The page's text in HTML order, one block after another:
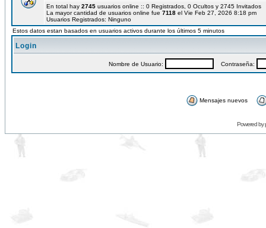
En total hay 2745 usuarios online :: 0 Registrados, 0 Ocultos y 2745
La mayor cantidad de usuarios online fue 7118 el Vie Feb 27, 2026 8:18 pm
Usuarios Registrados: Ninguno
Estos datos estan basados en usuarios activos durante los últimos 5 minutos
Login
Nombre de Usuario: Contraseña:
Mensajes nuevos
Powered by